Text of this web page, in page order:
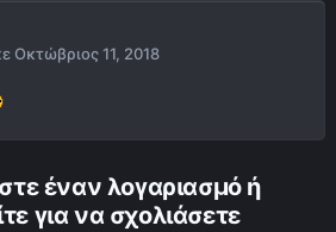
Οκτώβριος 11, 2018
έναν λογαριασμό ή
για να σχολιάσετε